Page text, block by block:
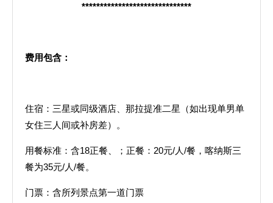
******************************
费用包含：
住宿：三星或同级酒店、那拉提准二星（如出现单男单
女住三人间或补房差）。
用餐标准：含18正餐、；正餐：20元/人/餐，喀纳斯三
餐为35元/人/餐。
门票：含所列景点第一道门票